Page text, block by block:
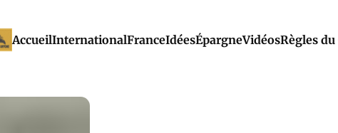
AccueilInternationalFranceIdéesÉpargneVidéosRègles du